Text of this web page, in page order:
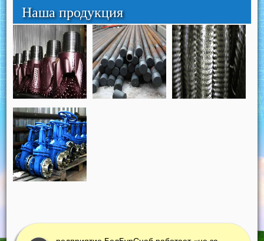
Наша продукция